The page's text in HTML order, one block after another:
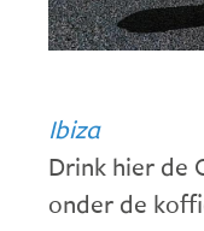
Ibiza
Drink hier de
onder de